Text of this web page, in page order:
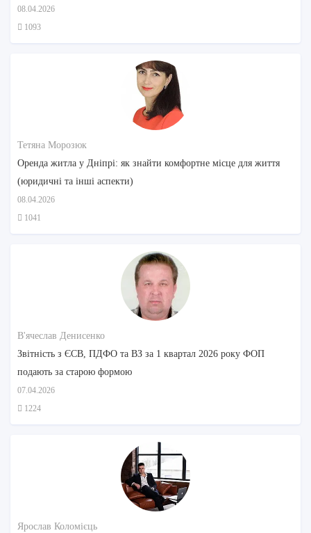
08.04.2026
1093
Тетяна Морозюк
Оренда житла у Дніпрі: як знайти комфортне місце для життя
(юридичні та інші аспекти)
08.04.2026
1041
В'ячеслав Денисенко
Звітність з ЄСВ, ПДФО та ВЗ за 1 квартал 2026 року ФОП
подають за старою формою
07.04.2026
1224
Ярослав Коломієць